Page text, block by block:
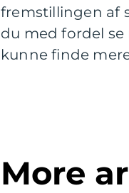
fremstillingen af
du med fordel se
kunne finde
More